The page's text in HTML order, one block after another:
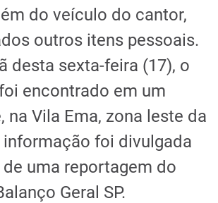
do veículo do cantor,
outros itens pessoais.
desta sexta-feira (17), o
encontrado em um
na Vila Ema, zona leste da
foi divulgada
uma reportagem do
Geral SP.